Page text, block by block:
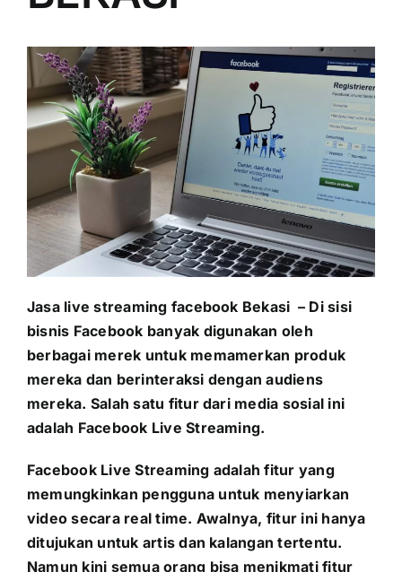
Hubungi Kami
Jasa live streaming facebook Bekasi – Di sisi
bisnis Facebook banyak digunakan oleh
berbagai merek untuk memamerkan produk
mereka dan berinteraksi dengan audiens
mereka. Salah satu fitur dari media sosial ini
adalah Facebook Live Streaming.
Facebook Live Streaming adalah fitur yang
memungkinkan pengguna untuk menyiarkan
video secara real time. Awalnya, fitur ini hanya
ditujukan untuk artis dan kalangan tertentu.
Namun kini semua orang bisa menikmati fitur